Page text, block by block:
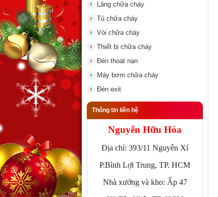
Lăng chữa cháy
Tủ chữa cháy
Vòi chữa cháy
Thiết bị chữa cháy
Đèn thoát nạn
Máy bơm chữa cháy
Đèn exit
Thông tin liên hệ
Nguyễn Hữu Hóa
Địa chỉ: 393/11 Nguyễn Xí
P.Bình Lợi Trung, TP. HCM
Nhà xưởng và kho: Ấp 47